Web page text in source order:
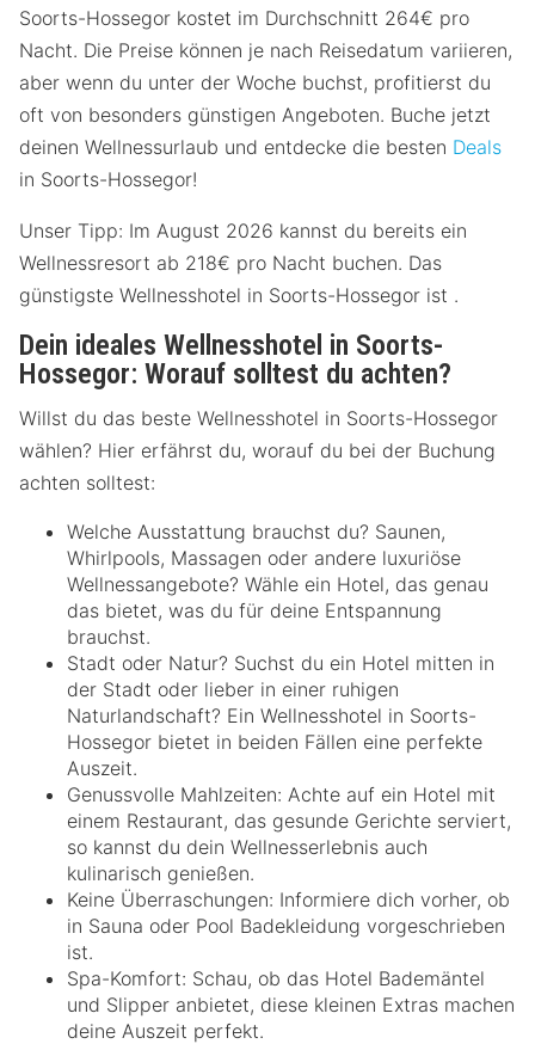
Soorts-Hossegor kostet im Durchschnitt 264€ pro
Nacht. Die Preise können je nach Reisedatum variieren,
aber wenn du unter der Woche buchst, profitierst du
oft von besonders günstigen Angeboten. Buche jetzt
deinen Wellnessurlaub und entdecke die besten Deals
in Soorts-Hossegor!
Unser Tipp: Im August 2026 kannst du bereits ein
Wellnessresort ab 218€ pro Nacht buchen. Das
günstigste Wellnesshotel in Soorts-Hossegor ist .
Dein ideales Wellnesshotel in Soorts-
Hossegor: Worauf solltest du achten?
Willst du das beste Wellnesshotel in Soorts-Hossegor
wählen? Hier erfährst du, worauf du bei der Buchung
achten solltest:
Welche Ausstattung brauchst du? Saunen,
Whirlpools, Massagen oder andere luxuriöse
Wellnessangebote? Wähle ein Hotel, das genau
das bietet, was du für deine Entspannung
brauchst.
Stadt oder Natur? Suchst du ein Hotel mitten in
der Stadt oder lieber in einer ruhigen
Naturlandschaft? Ein Wellnesshotel in Soorts-
Hossegor bietet in beiden Fällen eine perfekte
Auszeit.
Genussvolle Mahlzeiten: Achte auf ein Hotel mit
einem Restaurant, das gesunde Gerichte serviert,
so kannst du dein Wellnesserlebnis auch
kulinarisch genießen.
Keine Überraschungen: Informiere dich vorher, ob
in Sauna oder Pool Badekleidung vorgeschrieben
ist.
Spa-Komfort: Schau, ob das Hotel Bademäntel
und Slipper anbietet, diese kleinen Extras machen
deine Auszeit perfekt.